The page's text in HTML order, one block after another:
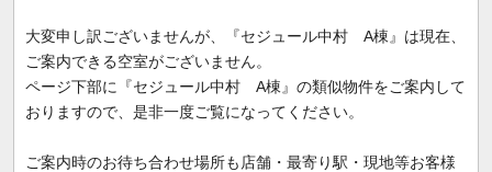
大変申し訳ございませんが、『セジュール中村 A棟』は現在、
ご案内できる空室がございません。
ページ下部に『セジュール中村 A棟』の類似物件をご案内して
おりますので、是非一度ご覧になってください。
ご案内時のお待ち合わせ場所も店舗・最寄り駅・現地等お客様